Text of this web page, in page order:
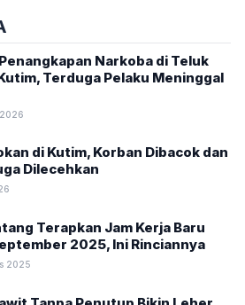
Narkoba di Teluk
Terduga Pelaku Meninggal
di Kutim, Korban Dibacok dan
Dilecehkan
Terapkan Jam Kerja Baru
2025, Ini Rinciannya
2025